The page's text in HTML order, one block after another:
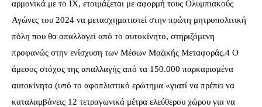
αρμονικά με το ΙΧ, ετοιμάζεται με αφορμή τους Ολυμπιακούς
Αγώνες του 2024 να μετασχηματιστεί στην πρώτη μητροπολιτική
πόλη που θα απαλλαγεί από το αυτοκίνητο, στηριζόμενη
προφανώς στην ενίσχυση των Μέσων Μαζικής Μεταφοράς.4 Ο
άμεσος στόχος της απαλλαγής από τα 150.000 παρκαρισμένα
αυτοκίνητα (υπό το αφοπλιστικό ερώτημα «γιατί να πρέπει να
καταλαμβάνεις 12 τετραγωνικά μέτρα ελεύθερου χώρου για να